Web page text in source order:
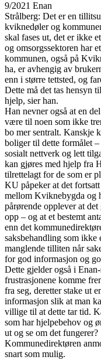
9/2021 Enan
Strålberg: Det er en
kviknedøler og
skal fases ut, det er ikke
og omsorgssektoren har
kommunen, også på
ha, er avhengig av
enn i større tettsted, og
Dette må det tas hensyn
hjelp, sier han.
Han nevner også at en
være til noen som ikke
bo mer sentralt. Kanskje
boliger til dette formålet
sosialt nettverk og lett
kan gjøres med hjelp fra
tilrettelagt for de som er
KU påpeker at det
mellom Kviknebygda og
pårørende opplever at
opp – og at et bestemt
enn det
saksbehandling som ikke
manglende tilliten når
for god informasjon og
Dette gjelder også i
frustrasjonene komme
fra seg, deretter stake ut
informasjon slik at man
villige til at dette tar tid.
som har hjelpebehov og
ut og se om det fungerer?
Kommunedirektøren
snart som mulig.